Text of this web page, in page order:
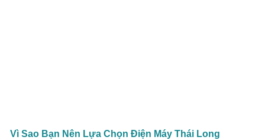
Vì Sao Bạn Nên Lựa Chọn Điện Máy Thái Long